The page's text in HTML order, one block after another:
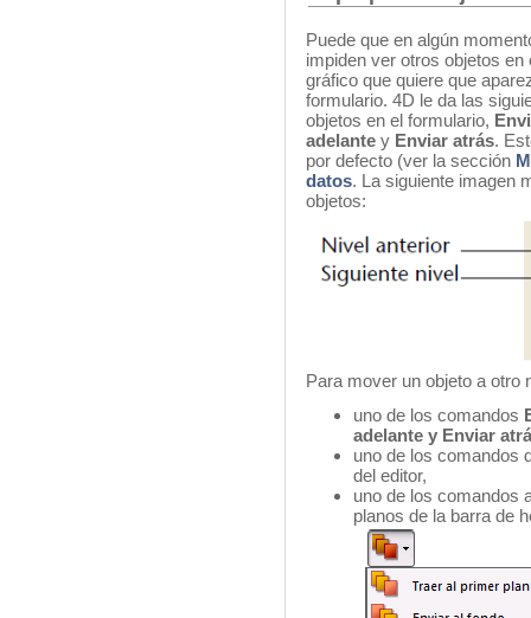
Puede que en algún
impiden ver otros objetos
gráfico que quiere que
formulario. 4D le da las
objetos en el formulario,
adelante y Enviar atrás.
por defecto (ver la sección
datos. La siguiente imagen
objetos:
Para mover un objeto a otro
uno de los comandos
adelante y Enviar
uno de los comandos
del editor,
uno de los comandos
planos de la barra de